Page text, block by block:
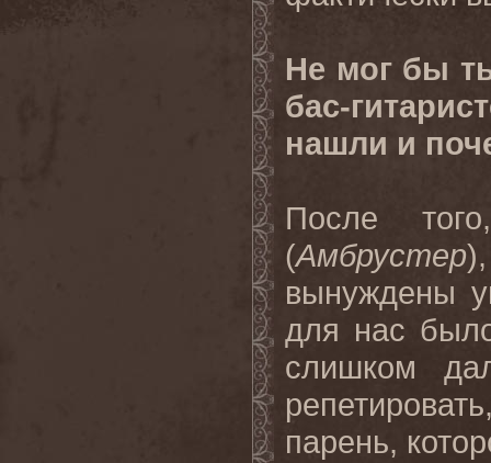
Не мог бы
бас-
нашли и
После
(Амбрустер
вынуждены
для нас
слишком
парень,